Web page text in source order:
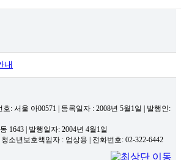
내
: 서울 아00571 | 등록일자 : 2008년 5월1일 | 발행인:
1643 | 발행일자: 2004년 4월1일
청소년보호책임자 : 엄상용 | 전화번호: 02-322-6442